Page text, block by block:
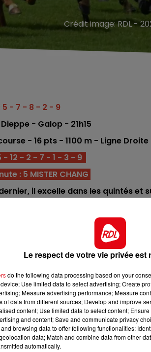
RDL & VOUS
Crédit image:RDL -
5 - 7 - 8 - 2 - 9
- Galop - 21h15
urse - 16 pts - 1100 m - Ligne Droite
- 12 - 2 - 7 - 1 - 3 - 9
: 5 MISTER CHANG
il excelle dans les quintés et
dans les événements
une base pour les premières
Italie, elle a aussi terminé dans le
une chance des plus règuliéres.
court, il trouvera une piste à sa
Une confirmation est attendue.
elle voit forcément sa valeur
jockey fonctionne très bien. Une
il est capable de finir fort. Une
peut faire la différence.
13h00 - 16h00
Les Après-midi
Le respect de votre vie privée est
do the following data processing based on your
Use limited data to select advertising; Create
Measure advertising performance; Measure
of data from different sources; Develop and improve
content; Use limited data to select content;
and content; Save and communicate privacy
browsing data to offer following functionalities:
data; Match and combine data from other
automatically.